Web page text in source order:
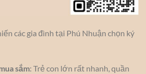
các gia đình tại Phú Nhuận chọn ký
sắm: Trẻ con lớn rất nhanh, quần